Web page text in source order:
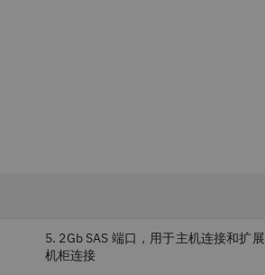
5. 2Gb SAS 端口，用于主机连接和扩展
机柜连接